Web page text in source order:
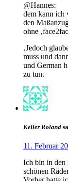
@Hannes:
dem kann ich
den
ohne
‚Jedoch
muss und
und German
zu tun.
Keller Roland
11. Februar
Ich bin in den
schönen